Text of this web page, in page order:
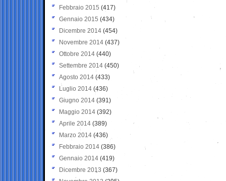
Febbraio 2015 (417)
Gennaio 2015 (434)
Dicembre 2014 (454)
Novembre 2014 (437)
Ottobre 2014 (440)
Settembre 2014 (450)
Agosto 2014 (433)
Luglio 2014 (436)
Giugno 2014 (391)
Maggio 2014 (392)
Aprile 2014 (389)
Marzo 2014 (436)
Febbraio 2014 (386)
Gennaio 2014 (419)
Dicembre 2013 (367)